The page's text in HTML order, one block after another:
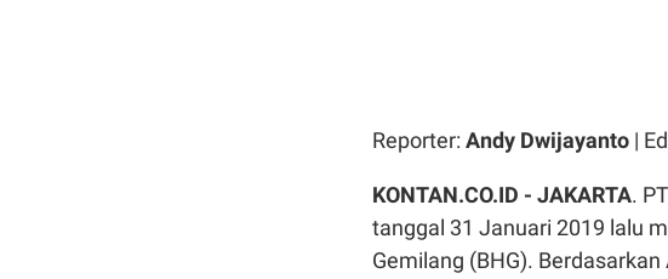
Reporter: Andy Dwijayanto |
KONTAN.CO.ID - JAKARTA.
tanggal 31 Januari 2019 lalu
Gemilang (BHG).